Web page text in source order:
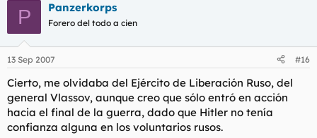
P Panzerkorps
Forero del todo a cien
13 Sep 2007 #16
Cierto, me olvidaba del Ejército de Liberación Ruso, del
general Vlassov, aunque creo que sólo entró en acción
hacia el final de la guerra, dado que Hitler no tenía
confianza alguna en los voluntarios rusos.